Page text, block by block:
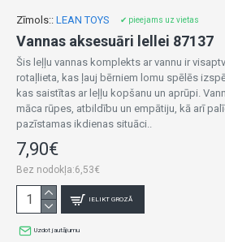
Zīmols:: LEAN TOYS ✔ pieejams uz vietas
Vannas aksesuāri lellei 87137
Šis leļļu vannas komplekts ar vannu ir
rotaļlieta, kas ļauj bērniem lomu spēlēs
kas saistītas ar leļļu kopšanu un aprūpi.
māca rūpes, atbildību un empātiju, kā arī
pazīstamas ikdienas situāci..
7,90€
Bez nodokļa:6,53€
IELIKT GROZĀ
Uzdot jautājumu